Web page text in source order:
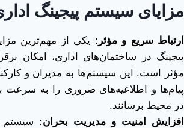
مزایای سیستم پیجینگ
ارتباط سریع و مؤثر : یکی از مهم‌ترین
پیجینگ در ساختمان‌های اداری، امکان
مؤثر است. این سیستم‌ها به مدیران و
پیام‌ها و اطلاعیه‌های ضروری را به سرعت
در محیط برسانند.
افزایش امنیت و مدیریت بحران: سیستم